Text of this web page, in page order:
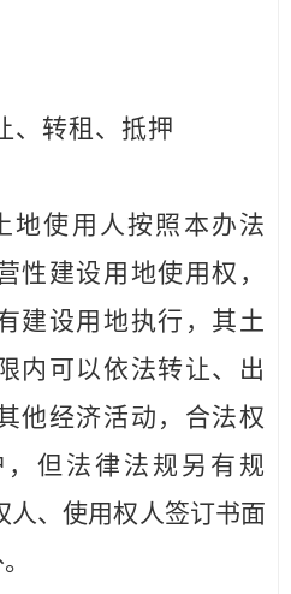
、转租、抵押
地使用人按照本办法
性建设用地使用权，
建设用地执行，其土
内可以依法转让、出
他经济活动，合法权
但法律法规另有规
人、使用权人签订书面